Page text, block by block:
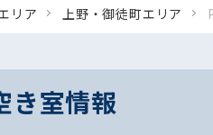
リア 上野・御徒町エリア
き室情報